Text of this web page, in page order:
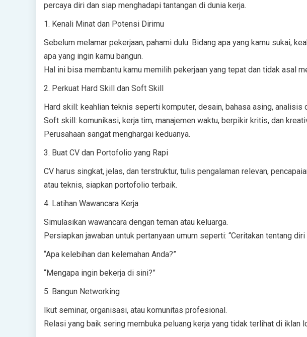
percaya diri dan siap menghadapi tantangan di dunia kerja.
1. Kenali Minat dan Potensi Dirimu
Sebelum melamar pekerjaan, pahami dulu: Bidang apa yang kamu sukai,
apa yang ingin kamu bangun.
Hal ini bisa membantu kamu memilih pekerjaan yang tepat dan tidak asal
2. Perkuat Hard Skill dan Soft Skill
Hard skill: keahlian teknis seperti komputer, desain, bahasa asing, analisis
Soft skill: komunikasi, kerja tim, manajemen waktu, berpikir kritis, dan
Perusahaan sangat menghargai keduanya.
3. Buat CV dan Portofolio yang Rapi
CV harus singkat, jelas, dan terstruktur, tulis pengalaman relevan,
atau teknis, siapkan portofolio terbaik.
4. Latihan Wawancara Kerja
Simulasikan wawancara dengan teman atau keluarga.
Persiapkan jawaban untuk pertanyaan umum seperti: “Ceritakan tentang diri
“Apa kelebihan dan kelemahan Anda?”
“Mengapa ingin bekerja di sini?”
5. Bangun Networking
Ikut seminar, organisasi, atau komunitas profesional.
Relasi yang baik sering membuka peluang kerja yang tidak terlihat di iklan